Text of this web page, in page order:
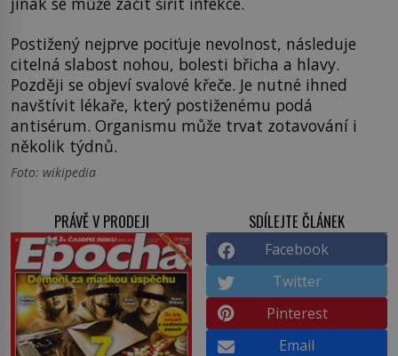
Postižený nejprve pociťuje nevolnost, následuje
citelná slabost nohou, bolesti břicha a hlavy.
Později se objeví svalové křeče. Je nutné ihned
navštívit lékaře, který postiženému podá
antisérum. Organismu může trvat zotavování i
několik týdnů.
Foto: wikipedia
PRÁVĚ V PRODEJI SDÍLEJTE ČLÁNEK
Facebook
Twitter
Pinterest
Email